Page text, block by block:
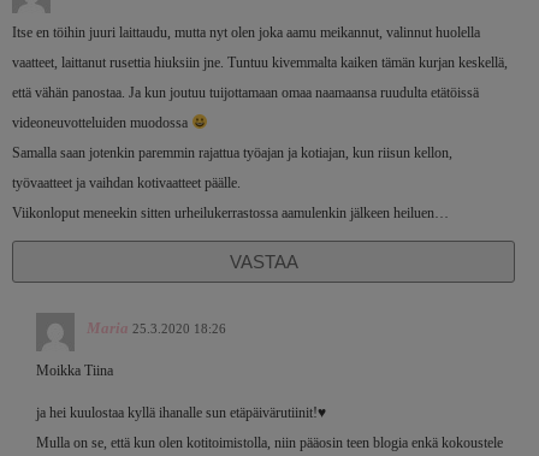
Itse en töihin juuri laittaudu, mutta nyt olen joka aamu meikannut, valinnut huolella
vaatteet, laittanut rusettia hiuksiin jne. Tuntuu kivemmalta kaiken tämän kurjan keskellä,
että vähän panostaa. Ja kun joutuu tuijottamaan omaa naamaansa ruudulta etätöissä
videoneuvotteluiden muodossa
Samalla saan jotenkin paremmin rajattua työajan ja kotiajan, kun riisun kellon,
työvaatteet ja vaihdan kotivaatteet päälle.
Viikonloput meneekin sitten urheilukerrastossa aamulenkin jälkeen heiluen…
VASTAA
Maria 25.3.2020 18:26
Moikka Tiina
ja hei kuulostaa kyllä ihanalle sun etäpäivärutiinit!♥️
Mulla on se, että kun olen kotitoimistolla, niin pääosin teen blogia enkä kokoustele